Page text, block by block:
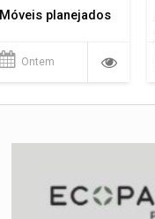
Móveis planejados
Ontem